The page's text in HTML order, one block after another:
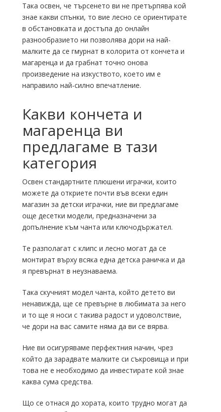
Така освен, че търсенето ви не претърпява кой
знае какви спънки, то вие лесно се ориентирате
в обстановката и достъпа до онлайн
разнообразието ни позволява дори на най-
малките да се гмурнат в колорита от кончета и
магаренца и да грабнат точно онова
произведение на изкуството, което им е
направило най-силно впечатление.
Какви кончета и
магаренца ви
предлагаме в тази
категория
Освен стандартните плюшени играчки, които
можете да откриете почти във всеки един
магазин за детски играчки, ние ви предлагаме
още десетки модели, предназначени за
допълнение към чанта или ключодържател.
Те разполагат с клипс и лесно могат да се
монтират върху всяка една детска раничка и да
я превърнат в неузнаваема.
Така скучният модел чанта, който детето ви
ненавижда, ще се превърне в любимата за него
и то ще я носи с такива радост и удоволствие,
че дори на вас самите няма да ви се вярва.
Ние ви осигуряваме перфектния начин, чрез
който да зарадвате малките си съкровища и при
това не е необходимо да инвестирате кой знае
каква сума средства.
Що се отнася до хората, които трудно могат да